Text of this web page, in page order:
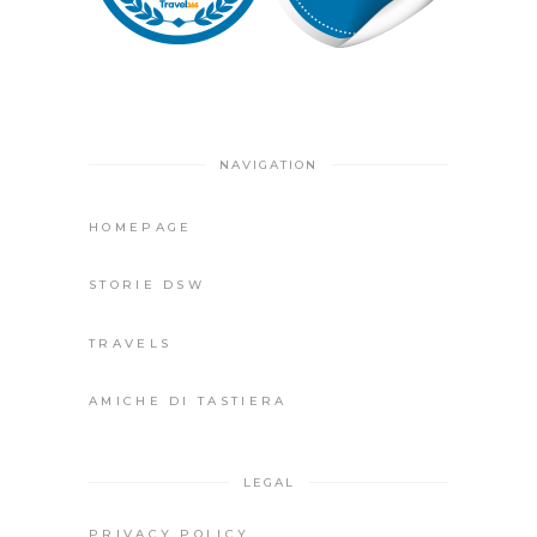
NAVIGATION
HOMEPAGE
STORIE DSW
TRAVELS
AMICHE DI TASTIERA
LEGAL